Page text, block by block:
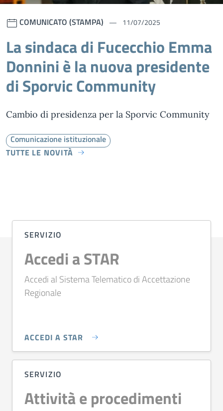
COMUNICATO (STAMPA) 11/07/2025
La sindaca di Fucecchio Emma
Donnini è la nuova presidente
di Sporvic Community
Cambio di presidenza per la Sporvic Community
Comunicazione istituzionale
TUTTE LE NOVITÀ
SERVIZIO
Accedi a STAR
Accedi al Sistema Telematico di Accettazione
Regionale
ACCEDI A STAR
SERVIZIO
Attività e procedimenti